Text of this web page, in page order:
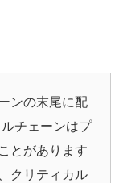
ンの末尾に配
チェーンはプ
とがあります
クリティカル